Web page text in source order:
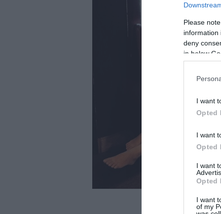
Please
information
deny
in below
I want
Opted
I want
Opted
I want
Opted
I want
of my